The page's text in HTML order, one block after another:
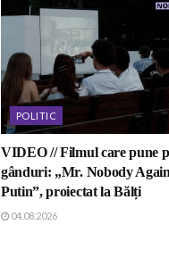
POLITIC
VIDEO // Filmul care pune
gânduri: „Mr. Nobody
Putin”, proiectat la Bălți
04.08.2026